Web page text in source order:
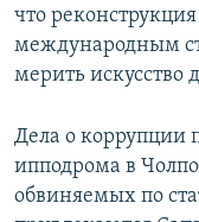
что
международным
мерить искусство
Дела о коррупции
ипподрома в
обвиняемых по